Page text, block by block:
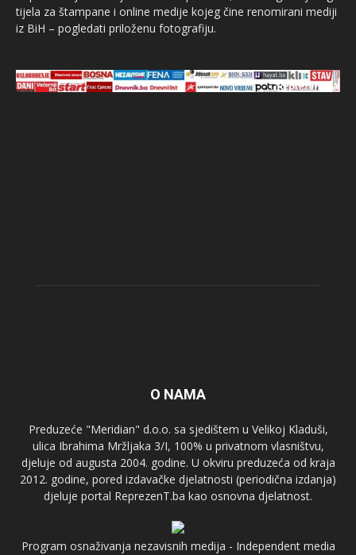
tijela za štampane i online medije kojeg čine renomirani mediji
iz BiH – pogledati priloženu fotografiju.
O NAMA
Preduzeće "Meridian" d.o.o. sa sjedištem u Velikoj Kladuši,
ulica Ibrahima Mržljaka 3/I, 100% u privatnom vlasništvu,
djeluje od augusta 2004. godine. U okviru preduzeća od kraja
2012. godine, pored izdavačke djelatnosti (periodična izdanja)
djeluje portal ReprezenT.ba kao osnovna djelatnost.
Program osnaživanja nezavisnih medija - Independent media